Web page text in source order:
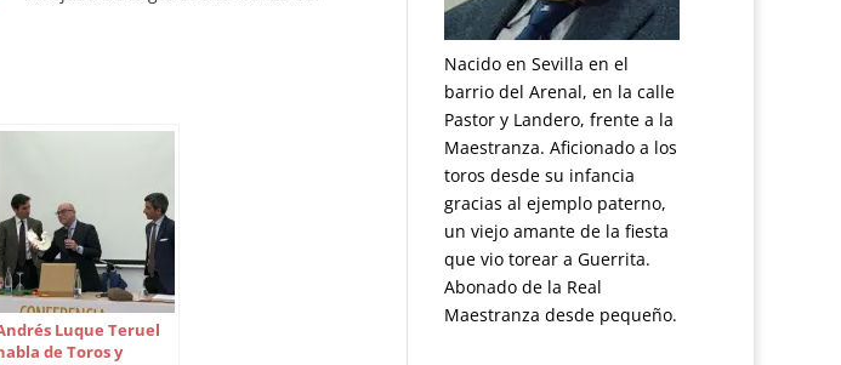
Luque Teruel
de Toros y
Nacido en Sevilla en el
barrio del Arenal, en la calle
Pastor y Landero, frente a la
Maestranza. Aficionado a los
toros desde su infancia
gracias al ejemplo paterno,
un viejo amante de la fiesta
que vio torear a Guerrita.
Abonado de la Real
Maestranza desde pequeño.